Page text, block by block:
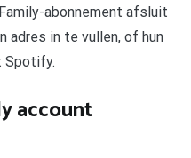
abonnement afsluit
adres in te vullen, of hun
Spotify.
account